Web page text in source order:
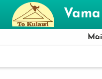
Skip to main content